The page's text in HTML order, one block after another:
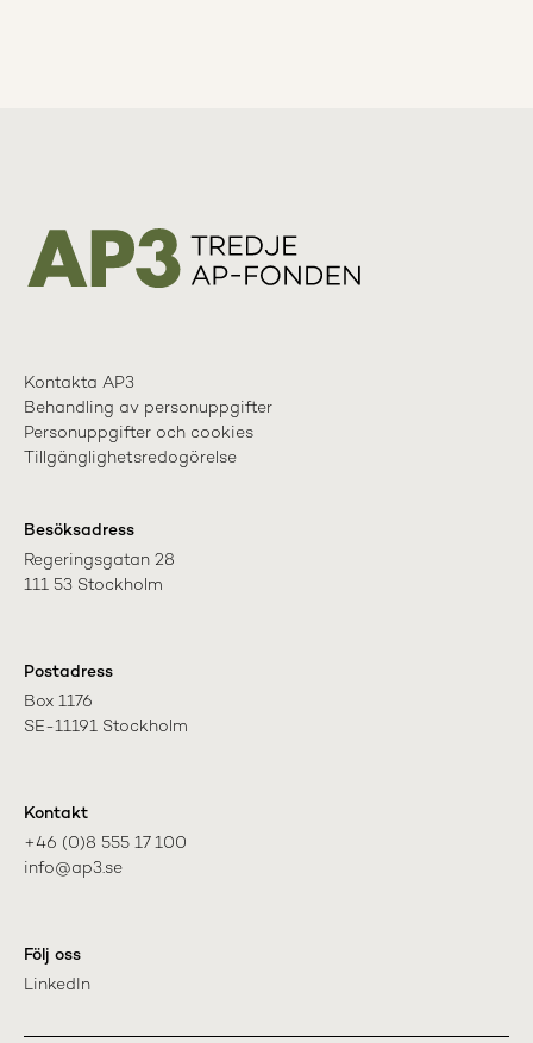
Kontakta AP3
Behandling av personuppgifter
Personuppgifter och cookies
Tillgänglighetsredogörelse
Besöksadress
Regeringsgatan 28
111 53 Stockholm
Postadress
Box 1176
SE-11191 Stockholm
Kontakt
+46 (0)8 555 17 100
info@ap3.se
Följ oss
LinkedIn